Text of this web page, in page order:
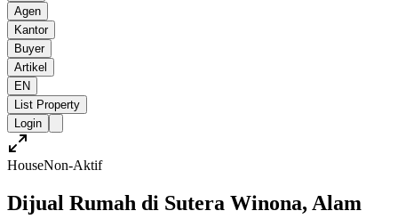
Agen
Kantor
Buyer
Artikel
EN
List Property
Login
HouseNon-Aktif
Dijual Rumah di Sutera Winona, Alam